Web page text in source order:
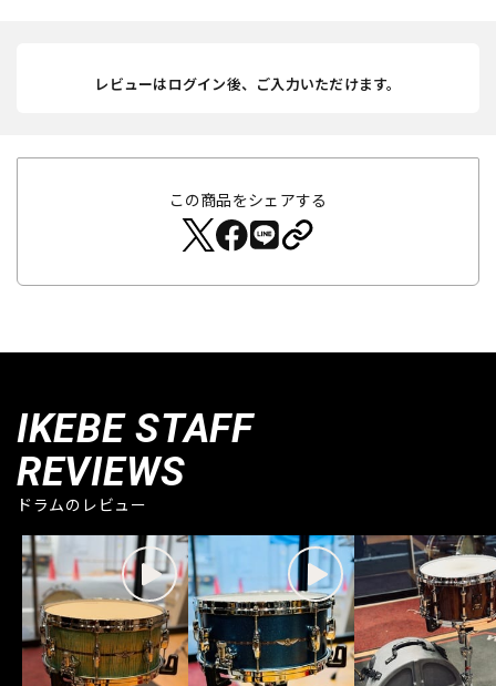
レビューはログイン後、ご入力いただけます。
この商品をシェアする
IKEBE STAFF
REVIEWS
ドラムのレビュー